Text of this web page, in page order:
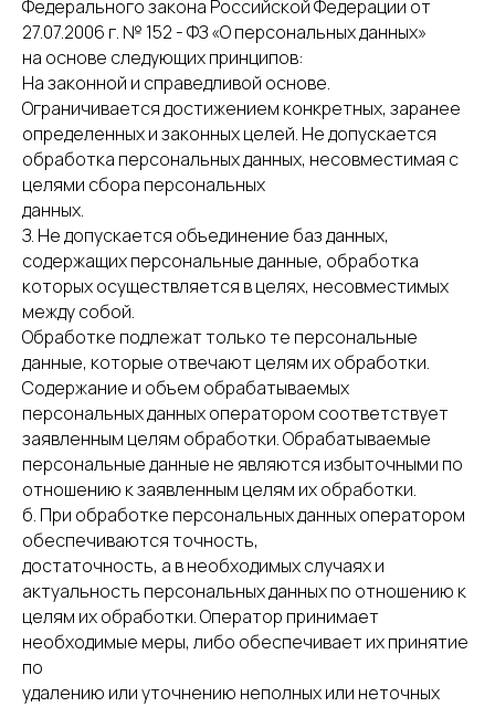
Федерального закона Российской Федерации от
27.07.2006 г. № 152 - ФЗ «О персональных данных»
на основе следующих принципов:
На законной и справедливой основе.
Ограничивается достижением конкретных, заранее
определенных и законных целей. Не допускается
обработка персональных данных, несовместимая с
целями сбора персональных
данных.
З. Не допускается объединение баз данных,
содержащих персональные данные, обработка
которых осуществляется в целях, несовместимых
между собой.
Обработке подлежат только те персональные
данные, которые отвечают целям их обработки.
Содержание и объем обрабатываемых
персональных данных оператором соответствует
заявленным целям обработки. Обрабатываемые
персональные данные не являются избыточными по
отношению к заявленным целям их обработки.
б. При обработке персональных данных оператором
обеспечиваются точность,
достаточность, а в необходимых случаях и
актуальность персональных данных по отношению к
целям их обработки. Оператор принимает
необходимые меры, либо обеспечивает их принятие
по
удалению или уточнению неполных или неточных